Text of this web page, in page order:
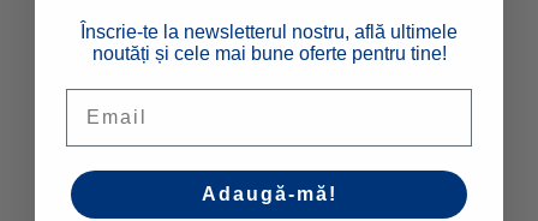
Flote
LINK-URI RAPIDE
Configurator
Stoc
Înscrie-te la newsletterul nostru, află ultimele
noutăți și cele mai bune oferte pentru tine!
Adaugă-mă!